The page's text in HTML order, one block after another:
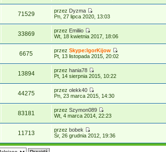
71529 przez Dyzma
Pn, 27 lipca 2020, 13:03
33869 przez Emiliio
Wt, 18 kwietnia 2017, 18:06
6675 przezSkype:IgorKijow
Pt, 13 listopada 2015, 20:02
13894 przezhania78
Pt, 14 sierpnia 2015, 10:22
44275 przezolekk40
Pn, 23 marca 2015, 14:30
83181 przezSzymon089
Wt, 4 marca 2014, 22:23
11713 przezbobek
Śr, 26 grudnia 2012, 19:36